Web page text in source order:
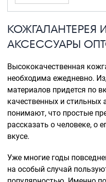
АКСЕССУАРЫ
Высококачественная
необходима ежедневно.
материалов придется по
качественных и стильных
понимают, что простые
рассказать о человеке, о
вкусе.
Уже многие годы
на особый случай